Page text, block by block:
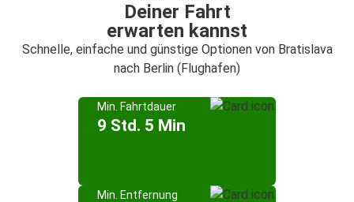
Deiner Fahrt
erwarten kannst
Schnelle, einfache und günstige Optionen von Bratislava
nach Berlin (Flughafen)
Min. Fahrtdauer
9 Std. 5 Min
Min. Entfernung